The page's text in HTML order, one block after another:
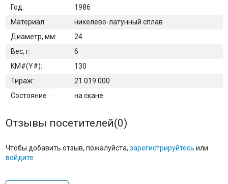
Год:
1986
Материал:
никелево-латунный сплав
Диаметр, мм:
24
Вес, г:
6
KM#(Y#):
130
Тираж:
21 019 000
Состояние :
на скане
Отзывы посетителей(0)
Чтобы добавить отзыв, пожалуйста, зарегистрируйтесь или
войдите